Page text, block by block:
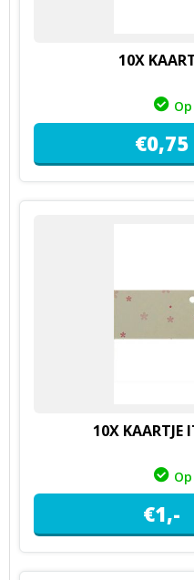
10X
€0,75
10X KAARTJE
€1,-